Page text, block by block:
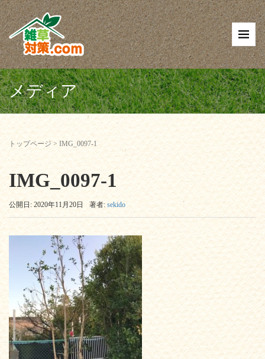
メディア
トップページ> IMG_0097-1
IMG_0097-1
公開日: 2020年11月20日 著者: sekido